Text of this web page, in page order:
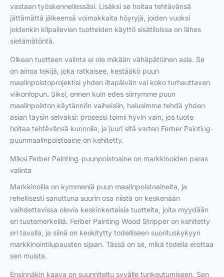
vastaan työskennellessäsi. Lisäksi se hoitaa tehtävänsä
jättämättä jälkeensä voimakkaita höyryjä, joiden vuoksi
joidenkin kilpailevien tuotteiden käyttö sisätiloissa on lähes
sietämätöntä.
Oikean tuotteen valinta ei ole mikään vähäpätöinen asia. Se
on ainoa tekijä, joka ratkaisee, kestääkö puun
maalinpoistoprojektisi yhden iltapäivän vai koko turhauttavan
viikonlopun. Siksi, ennen kuin edes siirrymme puun
maalinpoiston käytännön vaiheisiin, halusimme tehdä yhden
asian täysin selväksi: prosessi toimii hyvin vain, jos tuote
hoitaa tehtävänsä kunnolla, ja juuri sitä varten Ferber Painting-
puunmaalinpoistoaine on kehitetty.
Miksi Ferber Painting-puunpoistoaine on markkinoiden paras
valinta
Markkinoilla on kymmeniä puun maalinpoistoaineita, ja
rehellisesti sanottuna suurin osa niistä on keskenään
vaihdettavissa olevia keskinkertaisia tuotteita, joita myydään
eri tuotemerkeillä. Ferber Painting Wood Stripper on kehitetty
eri tavalla, ja siinä on keskitytty todelliseen suorituskykyyn
markkinointilupausten sijaan. Tässä on se, mikä todella erottaa
sen muista.
Ensinnäkin kaava on suunniteltu syvälle tunkeutumiseen. Sen